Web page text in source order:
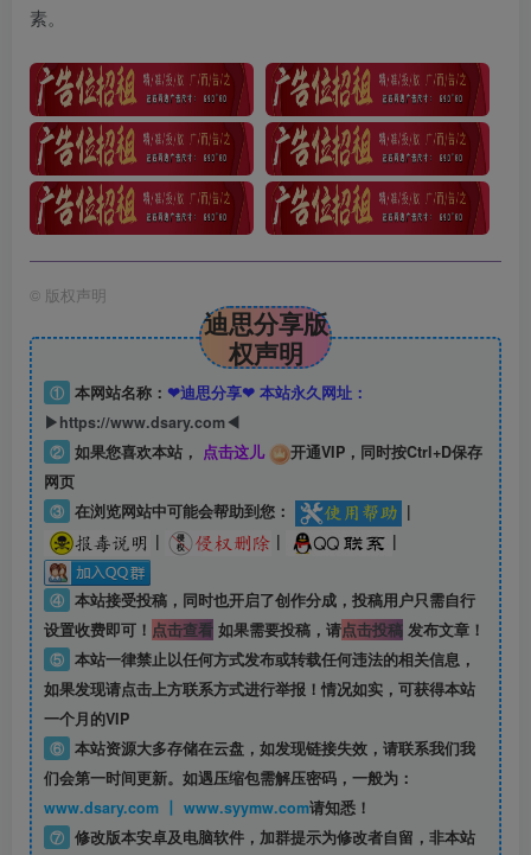
素。
© 版权声明
迪思分享版
权声明
① 本网站名称： ❤迪思分享❤ 本站永久网址：
▶https://www.dsary.com◀
② 如果您喜欢本站， 点击这儿
开通VIP，同时按Ctrl+D保存
网页
③ 在浏览网站中可能会帮助到您：
|
|
| |
④ 本站接受投稿，同时也开启了创作分成，投稿用户只需自行
设置收费即可！ 点击查看如果需要投稿，请点击投稿发布文章！
⑤ 本站一律禁止以任何方式发布或转载任何违法的相关信息，
如果发现请点击上方联系方式进行举报！情况如实，可获得本站
一个月的VIP
⑥ 本站资源大多存储在云盘，如发现链接失效，请联系我们我
们会第一时间更新。如遇压缩包需解压密码，一般为：
www.dsary.com 丨 www.syymw.com请知悉！
⑦ 修改版本安卓及电脑软件，加群提示为修改者自留， 非本站